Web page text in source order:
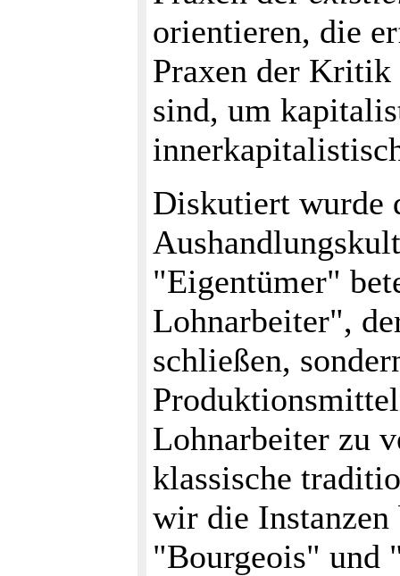
orientieren, die
Praxen der Kritik
sind, um
Diskutiert wurde
"Eigentümer"
Lohnarbeiter",
schließen,
Lohnarbeiter zu
klassische
wir die Instanzen
"Bourgeois" und